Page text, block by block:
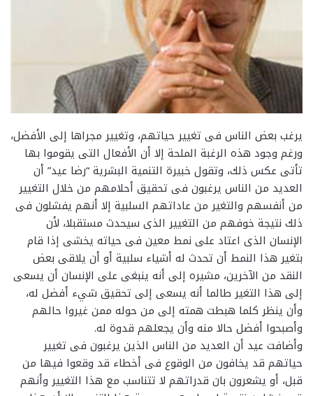
يرغب بعض الناس فى تغيير حياتهم، وتغيير مجراها إلى الأفضل،
ورغم وجود هذه الرغبة الملحة إلا أن الأفعال التى يقوموا بها
تأتى عكس ذلك، وتقول خبيرة التنمية البشرية “رضا عيد” أن
العديد من الناس يرغبون فى تحقيق أحلامهم من خلال التغيير
من أنفسهم والتغير من عاداتهم السلبية إلا أنهم يفشلون فى
ذلك نتيجة خوفهم من التغيير الذى سيحدث مستقبلا، لأن
الإنسان الذى اعتاد على نمط معين فى حياته يخشى إذا قام
بتغير هذا النمط أن تحدث له أشياء سلبية أو أن يلاقى بعض
النقد من الآخرين، مشيره إلى أنه ينبغى على الإنسان أن يسعى
إلى هذا التغير طالما أنه يسعى إلى تحقيق شيء أفضل له،
وأن ينظر كلما هبطت همته إلى من حوله ممن غيروا حالهم
وأصبحوا أفضل حالا منه وأن يجعلهم قدوة له.
وأضافت عيد أن العديد من الناس الذين يرغبون فى تغيير
حياتهم قد يخافون من الوقوع فى أخطاء قد وقعوا فيها من
قبل، أو يشعرون بان قدراتهم لا تتناسب مع هذا التغيير وأنهم